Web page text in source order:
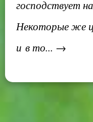
господствует
Некоторые же
и в то... →